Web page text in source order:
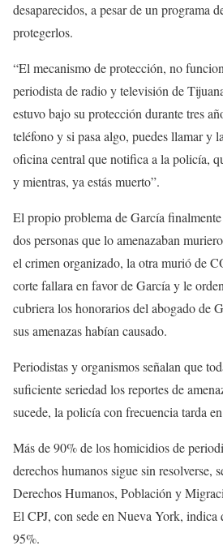
desaparecidos, a pesar de un programa
protegerlos.
“El mecanismo de protección, no
periodista de radio y televisión de
estuvo bajo su protección durante tres
teléfono y si pasa algo, puedes llamar y
oficina central que notifica a la policía,
y mientras, ya estás muerto”.
El propio problema de García
dos personas que lo amenazaban
el crimen organizado, la otra murió de
corte fallara en favor de García y le
cubriera los honorarios del abogado de
sus amenazas habían causado.
Periodistas y organismos señalan que
suficiente seriedad los reportes de
sucede, la policía con frecuencia tarda
Más de 90% de los homicidios de
derechos humanos sigue sin resolverse,
Derechos Humanos, Población y
El CPJ, con sede en Nueva York, indica
95%.